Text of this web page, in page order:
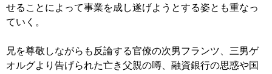
せることによって事業を成し遂げようとする姿とも重なっ
ていく。
兄を尊敬しながらも反論する官僚の次男フランツ、三男ゲ
オルグより告げられた亡き父親の噂、融資銀行の思惑や国